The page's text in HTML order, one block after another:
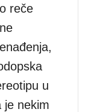
reče
u
je nekim